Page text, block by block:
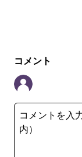
コメント